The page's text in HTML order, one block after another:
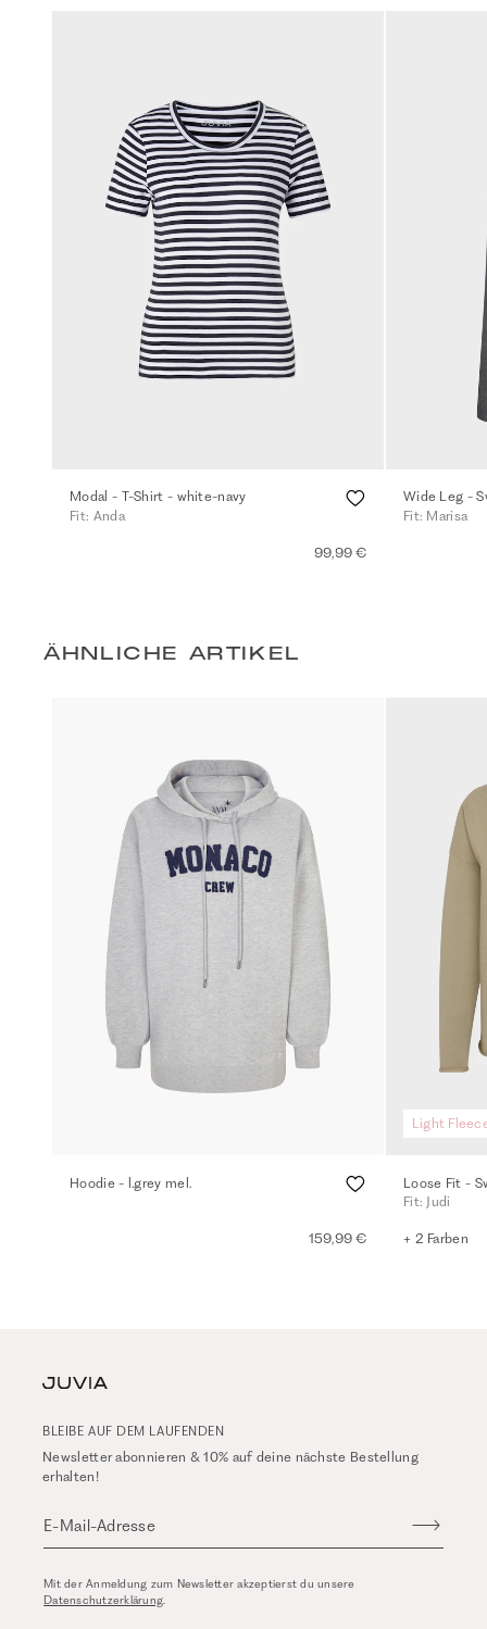
Modal - T-Shirt - white-navy
Fit: Anda
99,99 €
Wide Leg -
Fit: Marisa
ÄHNLICHE ARTIKEL
Hoodie - l.grey mel.
159,99 €
Light
Loose Fit -
Fit: Judi
+ 2 Farben
BLEIBE AUF DEM LAUFENDEN
Newsletter abonnieren & 10% auf deine nächste Bestellung
erhalten!
E-Mail-Adresse
Mit der Anmeldung zum Newsletter akzeptierst du unsere
Datenschutzerklärung.